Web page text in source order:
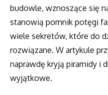
budowle, wznoszące się
stanowią pomnik potęgi
wiele sekretów, które do
rozwiązane. W artykule
naprawdę kryją piramidy i
wyjątkowe.